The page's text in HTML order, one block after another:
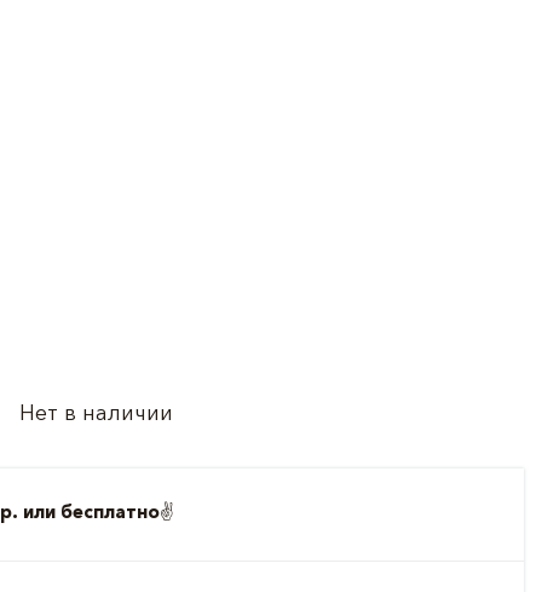
Нет в наличии
или бесплатно✌️